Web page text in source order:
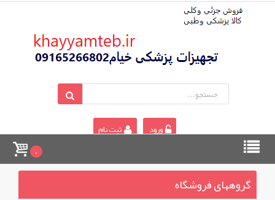
ورود ثبت نام
0
گروههای فروشگاه